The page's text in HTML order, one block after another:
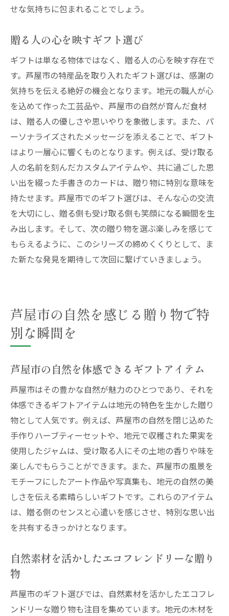
せな気持ちに包まれることでしょう。
贈る人の心を映すギフト選び
ギフトは単なる物体ではなく、贈る人の心を映す存在で
す。芦屋市の特産品を取り入れたギフト選びは、感謝の
気持ちを伝える絶好の機会となります。地元の職人が心
を込めて作った工芸品や、芦屋市の自然が育んだ食材
は、贈る人の優しさや思いやりを象徴します。また、パ
ーソナライズされたメッセージを添えることで、ギフト
はより一層心に響くものとなります。例えば、受け取る
人の名前を刻んだカスタムアイテムや、共に過ごした思
い出を綴った手書きのカードは、贈り物に特別な意味を
持たせます。芦屋市でのギフト選びは、そんな心の交流
を大切にし、贈る側も受け取る側も笑顔になる瞬間を生
み出します。そして、次の贈り物を選ぶ楽しみを感じて
もらえるように、このシリーズの締めくくりとして、ま
た新たな発見を期待して次回に繋げていきましょう。
芦屋市の自然を感じる贈り物で特
別な瞬間を
芦屋市の自然を体感できるギフトアイテム
芦屋市はその豊かな自然が魅力のひとつであり、それを
体感できるギフトアイテムは地元の特色を生かした贈り
物として人気です。例えば、芦屋市の自然を閉じ込めた
手作りハーブティーセットや、地元で収穫された果実を
使用したジャムは、受け取る人にその土地の香りや味を
楽しんでもらうことができます。また、芦屋市の風景を
モチーフにしたアート作品や写真集も、地元の自然の美
しさを伝える素晴らしいギフトです。これらのアイテム
は、贈る側のセンスと心遣いを感じさせ、特別な思い出
を共有するきっかけとなります。
自然素材を活かしたエコフレンドリーな贈り
物
芦屋市のギフト選びでは、自然素材を活かしたエコフレ
ンドリーな贈り物も注目を集めています。地元の木材を